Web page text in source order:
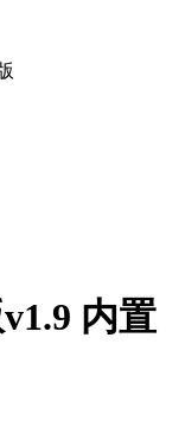
内置